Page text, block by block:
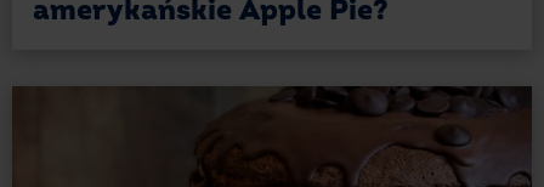
amerykańskie Apple Pie?